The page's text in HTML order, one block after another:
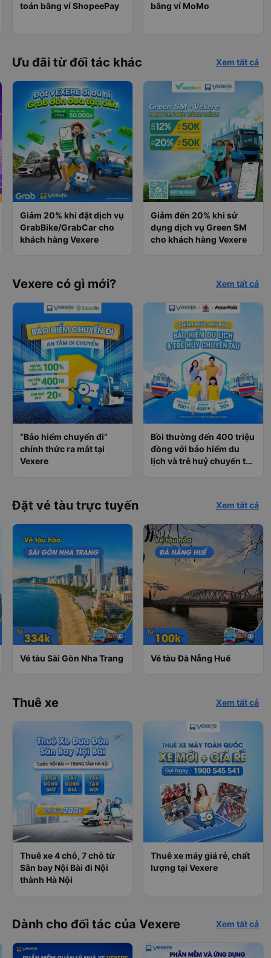
toán bằng ví ShopeePay
bằng ví MoMo
Ưu đãi từ đối tác khác Xem tất cả
Giảm 20% khi đặt dịch vụ
GrabBike/GrabCar cho
khách hàng Vexere
Giảm đến 20% khi sử
dụng dịch vụ Green SM
cho khách hàng Vexere
Vexere có gì mới? Xem tất cả
“Bảo hiểm chuyến đi”
chính thức ra mắt tại
Vexere
Bồi thường đến 400 triệu
đồng với bảo hiểm du
lịch và trễ huỷ chuyến tàu
Đặt vé tàu trực tuyến Xem tất cả
Vé tàu Sài Gòn Nha Trang Vé tàu Đà Nẵng Huế
Thuê xe Xem tất cả
Thuê xe 4 chỗ, 7 chỗ từ
Sân bay Nội Bài đi Nội
thành Hà Nội
Thuê xe máy giá rẻ, chất
lượng tại Vexere
Dành cho đối tác của Vexere Xem tất cả